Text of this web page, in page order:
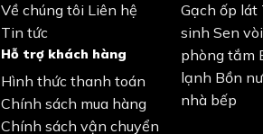
Về chúng tôi Liên hệ
Tin tức
Hỗ trợ khách hàng
Hình thức thanh toán
Chính sách mua hàng
Chính sách vận chuyển
Gạch ốp lát
sinh Sen vòi
phòng tắm
lạnh Bồn
nhà bếp